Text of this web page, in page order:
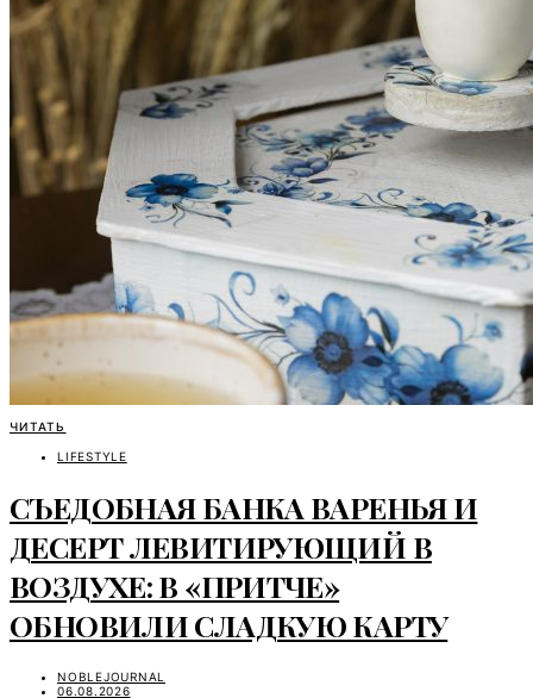
ЧИТАТЬ
LIFESTYLE
СЪЕДОБНАЯ БАНКА ВАРЕНЬЯ И
ДЕСЕРТ ЛЕВИТИРУЮЩИЙ В
ВОЗДУХЕ: В «ПРИТЧЕ»
ОБНОВИЛИ СЛАДКУЮ КАРТУ
NOBLEJOURNAL
06.08.2026